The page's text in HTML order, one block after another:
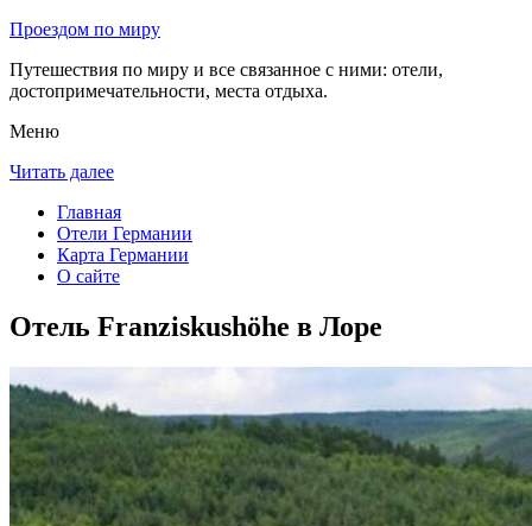
Проездом по миру
Путешествия по миру и все связанное с ними: отели,
достопримечательности, места отдыха.
Меню
Читать далее
Главная
Отели Германии
Карта Германии
О сайте
Отель Franziskushöhe в Лоре